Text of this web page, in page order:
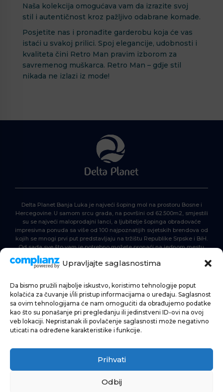
Upravljajte saglasnostima
Da bismo pružili najbolje iskustvo, koristimo tehnologije poput
kolačića za čuvanje i/ili pristup informacijama o uređaju. Saglasnost
sa ovim tehnologijama će nam omogućiti da obrađujemo podatke
kao što su ponašanje pri pregledanju ili jedinstveni ID-ovi na ovoj
veb lokaciji. Nepristanak ili povlačenje saglasnosti može negativno
uticati na određene karakteristike i funkcije.
Prihvati
Odbij
Naša kolekcija omogućava vam da izrazite svoj
stil i autentičnost kroz pažljivo odabrane komade.
Posjetite nas i pronađite garderobu koja će vas
istaći u svakoj prilici. Spoj elegancije, udobnosti i
kvaliteta čini Retro Man pravim izborom za
savremenog muškarca. Retro Man – gdje stil
nikada ne izlazi iz mode!
Delta Planet Banja Luka je najveći šoping mol na prostoru Bosne i
Hercegovine. U samom srcu grada, na površini od 62.500m2, smjestili
su se najveći maloprodajni lanci, a ljubitelje šopinga obradovaće
impresivna ponuda sa više od 100 najpoznatijih svjetskih brendova od
kojih se mnogi prvi put predstavljaju na tržištu Republike Srpske i BiH.
Od sada sve što vam je potrebno možete pronaći na jednom mestu.
Delta Planet – nova nezaobilazna šoping destinacija!
POČETNA
ŠOPING
AKTUELNOSTI
ZABAVA